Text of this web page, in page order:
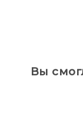
Вы